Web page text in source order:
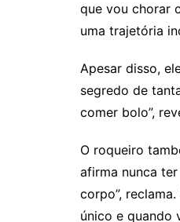
que vou chorar
uma trajetória
Apesar disso,
segredo de
comer bolo”,
O roqueiro
afirma nunca
corpo”,
único e quando